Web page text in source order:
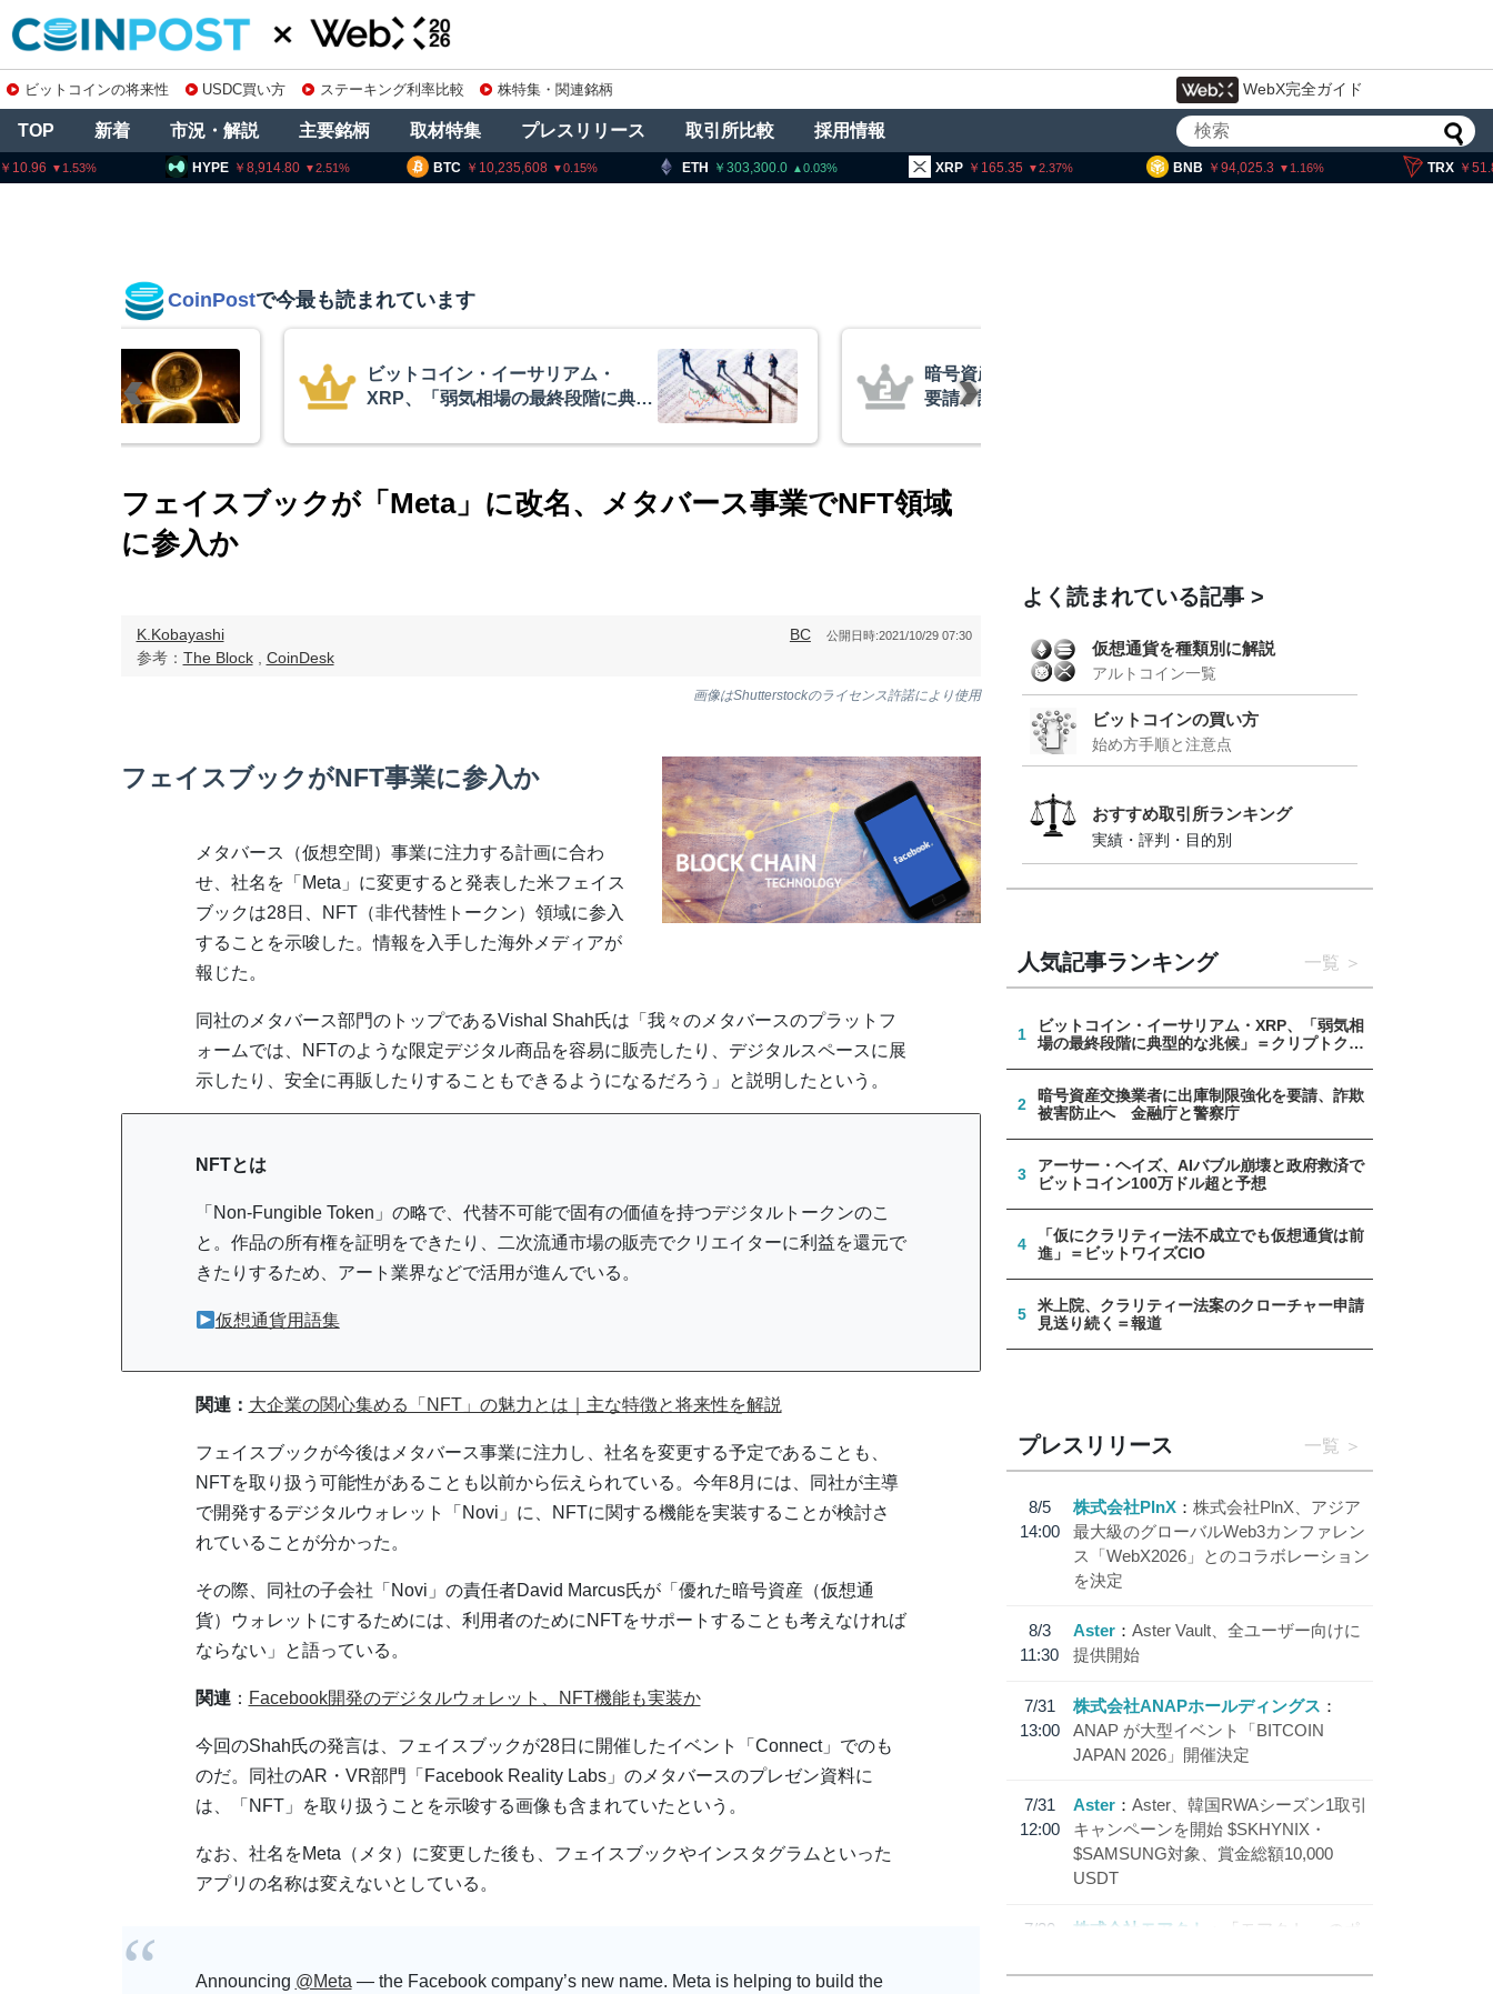
ビットコインの将来性 USDC買い方 ステーキング利率比較 株特集・関連銘柄 WebX完全ガイド
TOP 新着 市況・解説 主要銘柄 取材特集 プレスリリース 取引所比較 採用情報
BTC 10,235,608 0.15 ETH 303,300.0 0.03 XRP 2.37 BNB 1.16 TRX 0.16
HYPE 2.51
CoinPostで今最も読まれています
ーサリアム・
の最終段階に典型
プトクアント
暗号資産交換業者に出庫制限強化を
要請、詐欺被害防止へ 金融庁と警
フェイスブックが「Meta」に改名、メタバース事業でNFT領域
に参入か
K.Kobayashi
参考： The Block, CoinDesk
BC 公開日時:2021/10/29 07:30
画像はShutterstockのライセンス許諾により使用
フェイスブックがNFT事業に参入か
メタバース（仮想空間）事業に注力する計画に合わ
せ、社名を「Meta」に変更すると発表した米フェイス
ブックは28日、NFT（非代替性トークン）領域に参入
することを示唆した。情報を入手した海外メディアが
報じた。
同社のメタバース部門のトップであるVishal Shah氏は「我々のメタバースのプラットフ
ォームでは、NFTのような限定デジタル商品を容易に販売したり、デジタルスペースに展
示したり、安全に再販したりすることもできるようになるだろう」と説明したという。
NFTとは
「Non-Fungible Token」の略で、代替不可能で固有の価値を持つデジタルトークンのこ
と。作品の所有権を証明をできたり、二次流通市場の販売でクリエイターに利益を還元で
きたりするため、アート業界などで活用が進んでいる。
仮想通貨用語集
関連： 大企業の関心集める「NFT」の魅力とは｜主な特徴と将来性を解説
フェイスブックが今後はメタバース事業に注力し、社名を変更する予定であることも、
NFTを取り扱う可能性があることも以前から伝えられている。今年8月には、同社が主導
で開発するデジタルウォレット「Novi」に、NFTに関する機能を実装することが検討さ
れていることが分かった。
その際、同社の子会社「Novi」の責任者David Marcus氏が「優れた暗号資産（仮想通
貨）ウォレットにするためには、利用者のためにNFTをサポートすることも考えなければ
ならない」と語っている。
関連： Facebook開発のデジタルウォレット、NFT機能も実装か
今回のShah氏の発言は、フェイスブックが28日に開催したイベント「Connect」でのも
のだ。同社のAR・VR部門「Facebook Reality Labs」のメタバースのプレゼン資料に
は、「NFT」を取り扱うことを示唆する画像も含まれていたという。
なお、社名をMeta（メタ）に変更した後も、フェイスブックやインスタグラムといった
アプリの名称は変えないとしている。
Announcing @Meta — the Facebook company’s new name. Meta is helping to build the
よく読まれている記事
仮想通貨を種類別に解説
アルトコイン一覧
ビットコインの買い方
始め方手順と注意点
おすすめ取引所ランキング
実績・評判・目的別
人気記事ランキング 一覧
1
ビットコイン・イーサリアム・XRP、「弱気相
場の最終段階に典型的な兆候」＝クリプトクア
2
暗号資産交換業者に出庫制限強化を要請、詐欺
被害防止へ 金融庁と警察庁
3
アーサー・ヘイズ、AIバブル崩壊と政府救済で
ビットコイン100万ドル超と予想
4
「仮にクラリティー法不成立でも仮想通貨は前
進」＝ビットワイズCIO
5
米上院、クラリティー法案のクローチャー申請
見送り続く＝報道
プレスリリース 一覧
8/5
14:00
株式会社PlnX
株式会社PlnX、アジア
最大級のグローバルWeb3カンファレン
ス「WebX2026」とのコラボレーション
を決定
8/3
11:30
Aster
Aster Vault、全ユーザー向けに
提供開始
7/31
13:00
株式会社ANAPホールディングス
ANAP が大型イベント「BITCOIN
JAPAN 2026」開催決定
7/31
12:00
Aster
Aster、韓国RWAシーズン1取引
キャンペーンを開始 $SKHYNIX・
$SAMSUNG対象、賞金総額10,000
USDT
7/30
株式会社モアクト
「モアクト」 のポ
「 JPYC」を追加